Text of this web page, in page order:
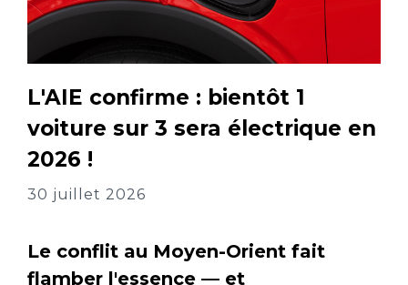
L'AIE confirme : bientôt 1
voiture sur 3 sera électrique en
2026 !
30 juillet 2026
Le conflit au Moyen-Orient fait
flamber l'essence — et